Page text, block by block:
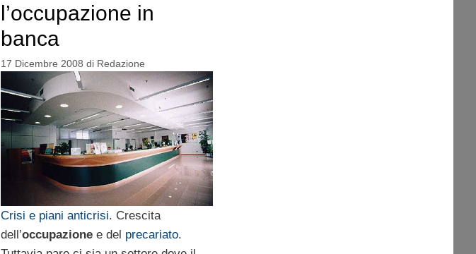
l’occupazione in
banca
17 Dicembre 2008 di Redazione
Crisi e piani anticrisi. Crescita
dell’occupazionee del precariato.